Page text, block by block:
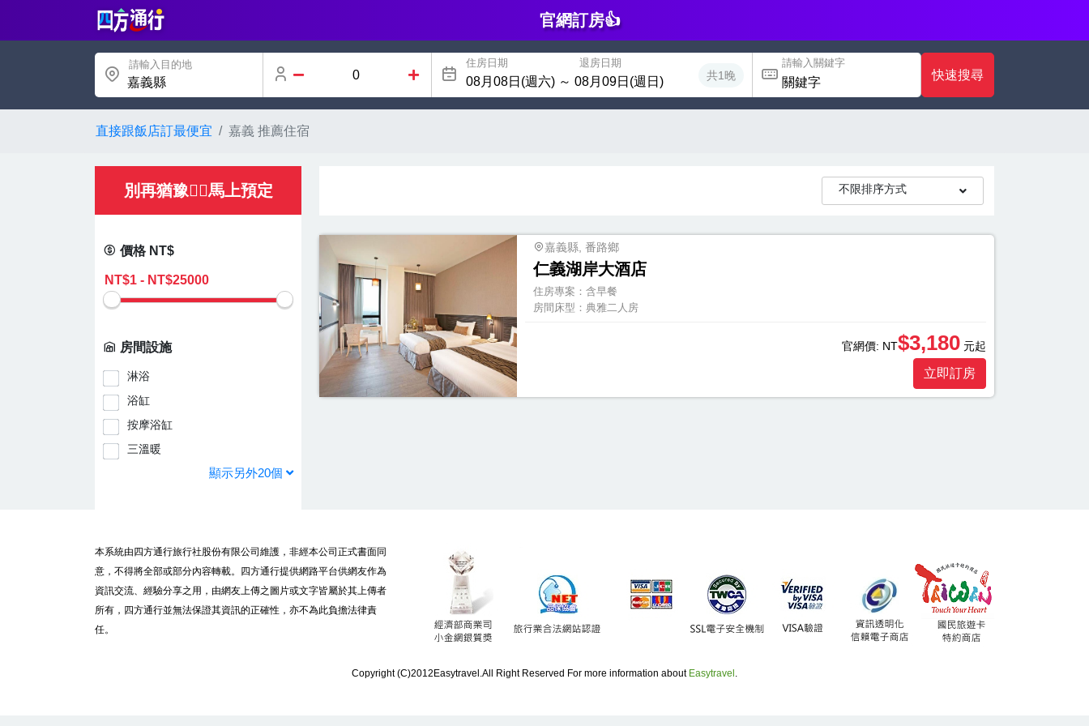
官網訂房👍
請輸入目的地
嘉義縣
住房日期 退房日期
共1晚
請輸入關鍵字
快速搜尋
直接跟飯店訂最便宜 嘉義 推薦住宿
別再猶豫👌🏻馬上預定
價格 NT$
房間設施
淋浴
浴缸
按摩浴缸
三溫暖
顯示另外20個
不限排序方式
嘉義縣, 番路鄉
仁義湖岸大酒店
住房專案：含早餐
房間床型：典雅二人房
官網價: NT$3,180元起
立即訂房
本系統由四方通行旅行社股份有限公司維護，非經本公司正式書面同
意，不得將全部或部分內容轉載。四方通行提供網路平台供網友作為
資訊交流、經驗分享之用，由網友上傳之圖片或文字皆屬於其上傳者
所有，四方通行並無法保證其資訊的正確性，亦不為此負擔法律責
任。
Copyright (C)2012Easytravel.All Right Reserved For more information about Easytravel .